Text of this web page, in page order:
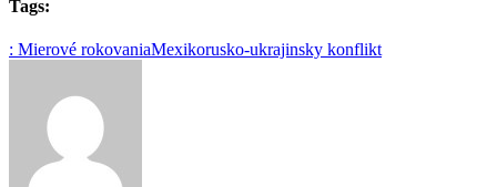
Tags:
: Mierové rokovaniaMexikorusko-ukrajinsky konflikt